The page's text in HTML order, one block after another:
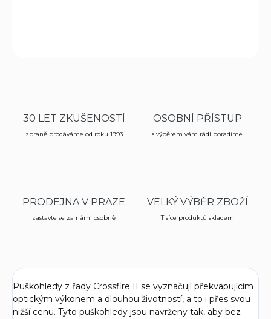
30 LET ZKUŠENOSTÍ
zbraně prodáváme od roku 1993
OSOBNÍ PŘÍSTUP
s výběrem vám rádi poradíme
PRODEJNA V PRAZE
zastavte se za námi osobně
VELKÝ VÝBĚR ZBOŽÍ
Tisíce produktů skladem
Puškohledy z řady Crossfire II se vyznačují překvapujícím
optickým výkonem a dlouhou životností, a to i přes svou
nižší cenu. Tyto puškohledy jsou navrženy tak, aby bez